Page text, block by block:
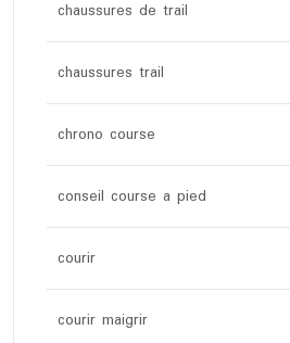
chaussures de trail
chaussures trail
chrono course
conseil course a pied
courir
courir maigrir